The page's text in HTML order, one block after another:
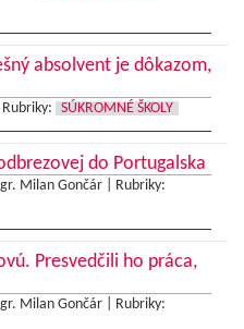
absolvent je dôkazom,
Rubriky: SÚKROMNÉ ŠKOLY
do Portugalska
Milan Gončár |
Rubriky:
Presvedčili ho práca,
Milan Gončár |
Rubriky: